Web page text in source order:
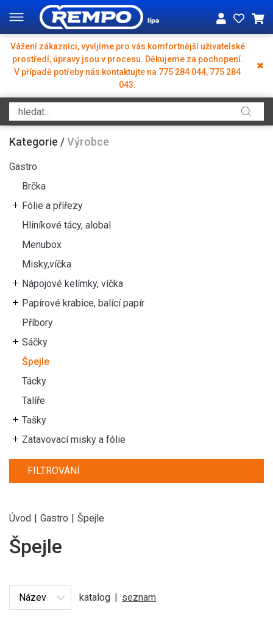
✖
Vážení zákazníci, vyvíjíme pro vás komfortnější uživatelské
prostředí, úpravy jsou v procesu. Děkujeme za pochopení.
V případě potřeby nás kontaktujte na 775 284 044, 775 284
043.
Kategorie /Výrobce
Gastro
Brčka
Fólie a přířezy
Hliníkové tácy, alobal
Menubox
Misky,víčka
Nápojové kelímky, víčka
Papírové krabice, balící papír
Příbory
Sáčky
Špejle
Tácky
Talíře
Tašky
Zatavovací misky a fólie
FILTROVÁNÍ
Úvod | Gastro | Špejle
Špejle
katalog | seznam